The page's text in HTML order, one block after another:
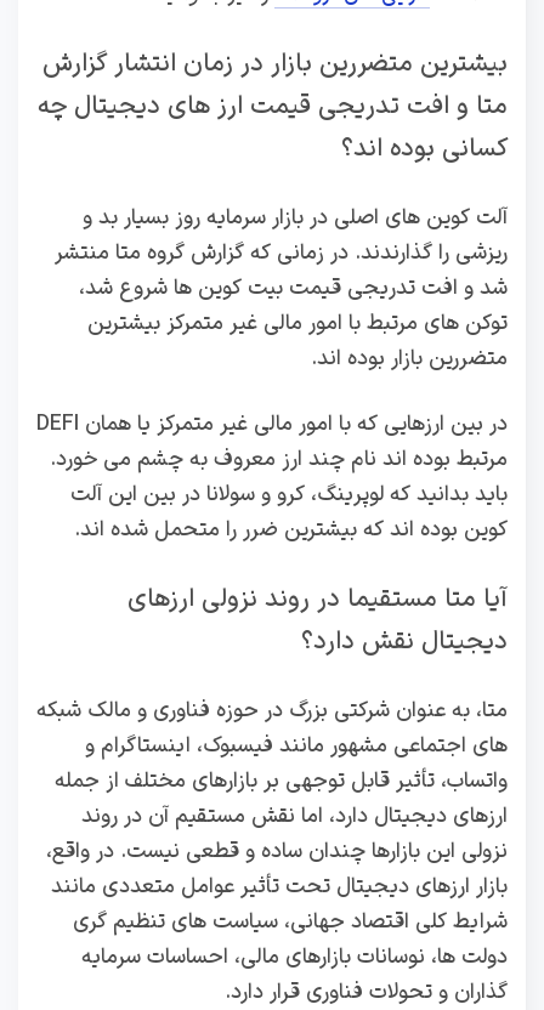
بیشترین متضررین بازار در زمان انتشار گزارش
متا و افت تدریجی قیمت ارز های دیجیتال چه
کسانی بوده اند؟
آلت کوین های اصلی در بازار سرمایه روز بسیار بد و
ریزشی را گذارندند. در زمانی که گزارش گروه متا منتشر
شد و افت تدریجی قیمت بیت کوین ها شروع شد،
توکن های مرتبط با امور مالی غیر متمرکز بیشترین
متضررین بازار بوده اند.
در بین ارزهایی که با امور مالی غیر متمرکز یا همان DEFI
مرتبط بوده اند نام چند ارز معروف به چشم می خورد.
باید بدانید که لوپرینگ، کرو و سولانا در بین این آلت
کوین بوده اند که بیشترین ضرر را متحمل شده اند.
آیا متا مستقیما در روند نزولی ارزهای
دیجیتال نقش دارد؟
متا، به‌ عنوان شرکتی بزرگ در حوزه فناوری و مالک شبکه‌
های اجتماعی مشهور مانند فیسبوک، اینستاگرام و
واتساب، تأثیر قابل توجهی بر بازارهای مختلف از جمله
ارزهای دیجیتال دارد، اما نقش مستقیم آن در روند
نزولی این بازارها چندان ساده و قطعی نیست. در واقع،
بازار ارزهای دیجیتال تحت تأثیر عوامل متعددی مانند
شرایط کلی اقتصاد جهانی، سیاست‌ های تنظیم‌ گری
دولت‌ ها، نوسانات بازارهای مالی، احساسات سرمایه‌
گذاران و تحولات فناوری قرار دارد.